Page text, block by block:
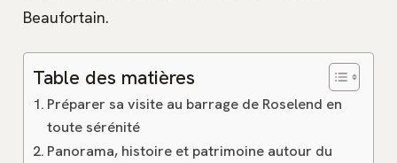
Beaufortain.
Table des matières
Préparer sa visite au barrage de Roselend en
toute sérénité
Panorama, histoire et patrimoine autour du